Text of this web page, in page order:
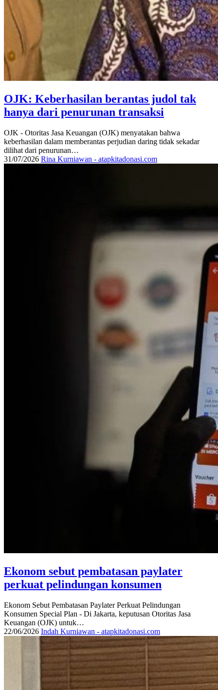
OJK: Keberhasilan berantas judol tak
hanya dari penurunan transaksi
OJK - Otoritas Jasa Keuangan (OJK) menyatakan bahwa
keberhasilan dalam memberantas perjudian daring tidak sekadar
dilihat dari penurunan…
31/07/2026 Rina Kurniawan - atapkitadonasi.com
Ekonom sebut pembatasan paylater
perkuat pelindungan konsumen
Ekonom Sebut Pembatasan Paylater Perkuat Pelindungan
Konsumen Special Plan - Di Jakarta, keputusan Otoritas Jasa
Keuangan (OJK) untuk…
22/06/2026 Indah Kurniawan - atapkitadonasi.com